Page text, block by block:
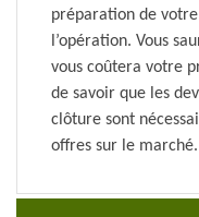
préparation de
l’opération. Vous
vous coûtera votre
de savoir que les
clôture sont
offres sur le marché.